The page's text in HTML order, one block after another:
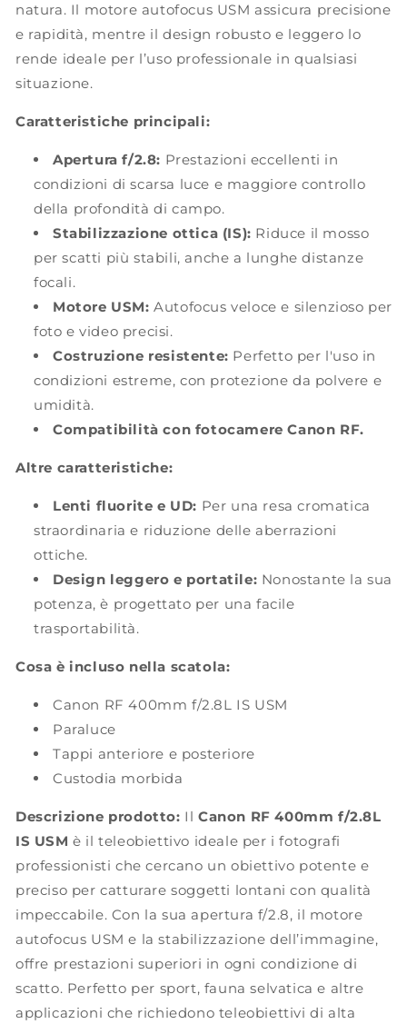
natura. Il motore autofocus USM assicura precisione
e rapidità, mentre il design robusto e leggero lo
rende ideale per l’uso professionale in qualsiasi
situazione.
Caratteristiche principali:
Apertura f/2.8: Prestazioni eccellenti in
condizioni di scarsa luce e maggiore controllo
della profondità di campo.
Stabilizzazione ottica (IS): Riduce il mosso
per scatti più stabili, anche a lunghe distanze
focali.
Motore USM: Autofocus veloce e silenzioso per
foto e video precisi.
Costruzione resistente: Perfetto per l'uso in
condizioni estreme, con protezione da polvere e
umidità.
Compatibilità con fotocamere Canon RF.
Altre caratteristiche:
Lenti fluorite e UD: Per una resa cromatica
straordinaria e riduzione delle aberrazioni
ottiche.
Design leggero e portatile: Nonostante la sua
potenza, è progettato per una facile
trasportabilità.
Cosa è incluso nella scatola:
Canon RF 400mm f/2.8L IS USM
Paraluce
Tappi anteriore e posteriore
Custodia morbida
Descrizione prodotto: IlCanon RF 400mm f/2.8L
IS USM è il teleobiettivo ideale per i fotografi
professionisti che cercano un obiettivo potente e
preciso per catturare soggetti lontani con qualità
impeccabile. Con la sua apertura f/2.8, il motore
autofocus USM e la stabilizzazione dell’immagine,
offre prestazioni superiori in ogni condizione di
scatto. Perfetto per sport, fauna selvatica e altre
applicazioni che richiedono teleobiettivi di alta